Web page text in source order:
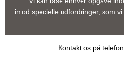
imod specielle udfordringer, som
​Kontakt os på